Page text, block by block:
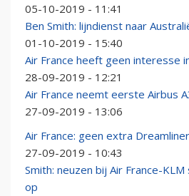
05-10-2019 - 11:41
Ben Smith: lijndienst naar
01-10-2019 - 15:40
Air France heeft geen interesse
28-09-2019 - 12:21
Air France neemt eerste Airbus
27-09-2019 - 13:06
Air France: geen extra
27-09-2019 - 10:43
Smith: neuzen bij Air France-
op